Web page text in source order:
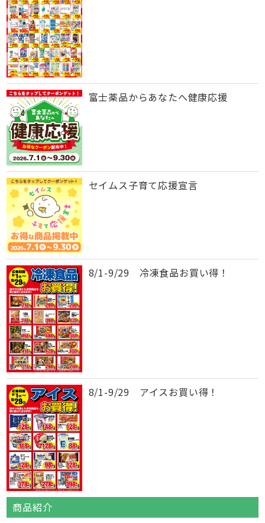
富士薬品からあなたへ健康応援
セイムス子育て応援宣言
8/1-9/29 冷凍食品お買い得！
8/1-9/29 アイスお買い得！
商品紹介